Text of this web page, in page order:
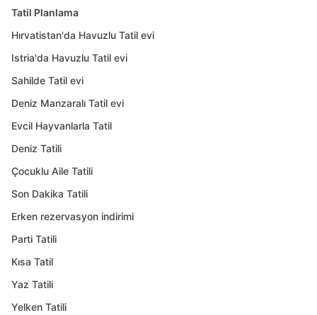
Tatil Planlama
Hırvatistan'da Havuzlu Tatil evi
Istria'da Havuzlu Tatil evi
Sahilde Tatil evi
Deniz Manzaralı Tatil evi
Evcil Hayvanlarla Tatil
Deniz Tatili
Çocuklu Aile Tatili
Son Dakika Tatili
Erken rezervasyon indirimi
Parti Tatili
Kısa Tatil
Yaz Tatili
Yelken Tatili